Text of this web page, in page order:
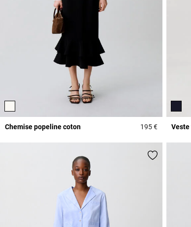
Chemise popeline coton 195 €3,8 out of